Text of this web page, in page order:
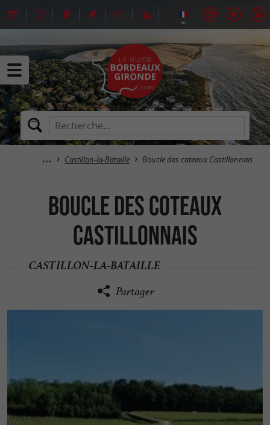
Castillon-la-Bataille Boucle des coteaux Castillonnais
Boucle des coteaux
Castillonnais
CASTILLON-LA-BATAILLE
Partager